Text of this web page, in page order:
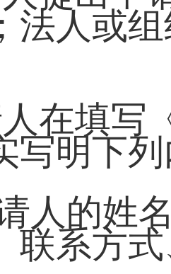
法人或
在填写
写明下
人的姓
联系方